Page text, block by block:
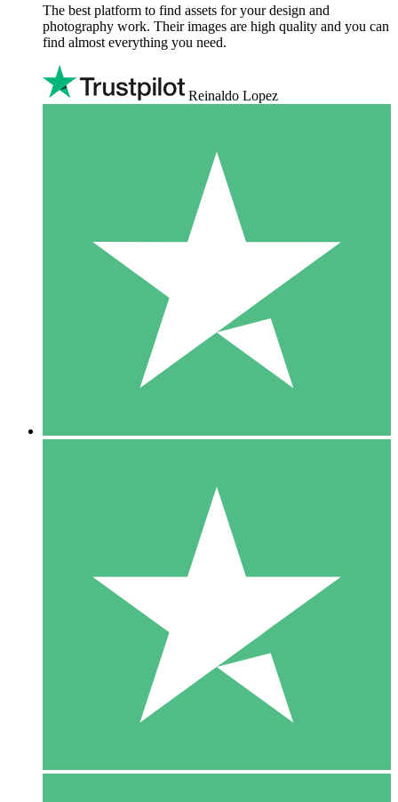
The best platform to find assets for your design and
photography work. Their images are high quality and you can
find almost everything you need.
Reinaldo Lopez